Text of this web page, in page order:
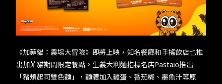
《加菲貓：農場大冒險》即將上映，知名餐廳和手搖飲店也推
出加菲貓期間限定餐點。生義大利麵指標名店Pastaio推出
「豬頰起司雙色麵」，麵體加入雞蛋、番茄糊、墨魚汁等原